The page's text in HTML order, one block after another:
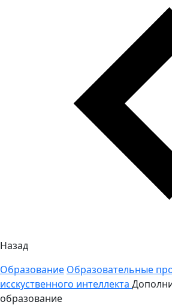
Назад
Образование Образовательные
исскуственного интеллекта
образование